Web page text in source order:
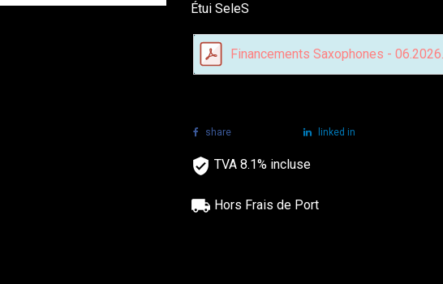
Étui SeleS
Financements Saxophones -
share linked in
TVA 8.1% incluse
Hors Frais de Port